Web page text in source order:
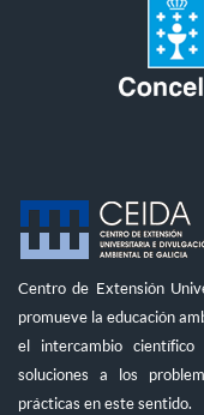
Centro de Extensión
promueve la educación
el intercambio
soluciones a los
prácticas en este sentido.